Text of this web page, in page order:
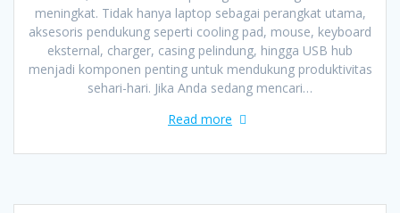
meningkat. Tidak hanya laptop sebagai perangkat utama,
aksesoris pendukung seperti cooling pad, mouse, keyboard
eksternal, charger, casing pelindung, hingga USB hub
menjadi komponen penting untuk mendukung produktivitas
sehari-hari. Jika Anda sedang mencari…
Read more